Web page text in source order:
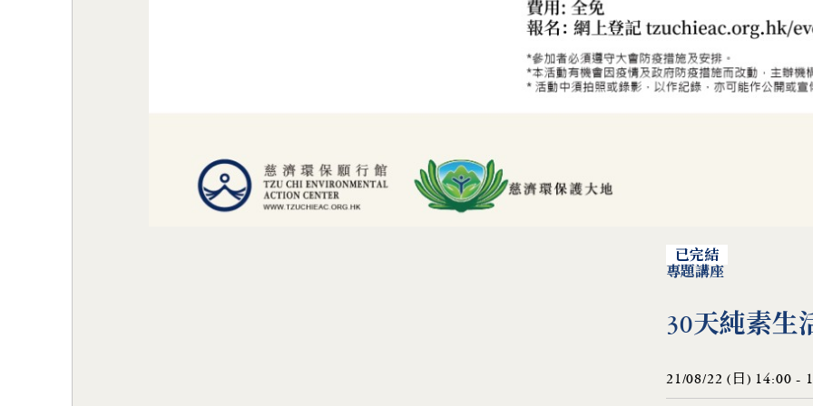
已完結
專題講座
30天純素生
21/08/22 (日) 14:00 -